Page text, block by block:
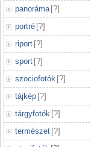
panoráma [?]
portré [?]
riport [?]
sport [?]
szociofotók [?]
tájkép [?]
tárgyfotók [?]
természet [?]